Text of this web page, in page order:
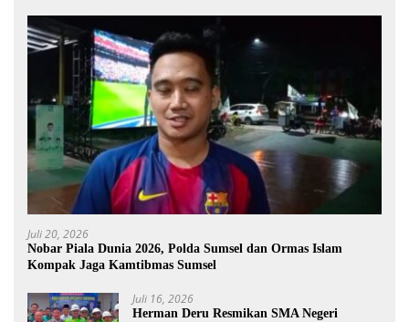
Juli 20, 2026
Nobar Piala Dunia 2026, Polda Sumsel dan Ormas Islam
Kompak Jaga Kamtibmas Sumsel
Juli 16, 2026
Herman Deru Resmikan SMA Negeri